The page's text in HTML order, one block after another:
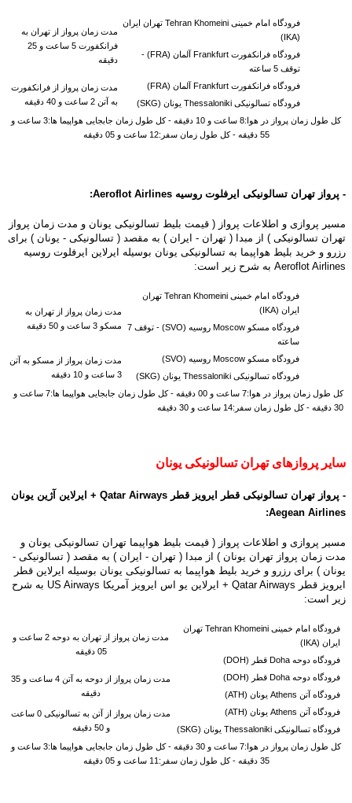
فرودگاه امام خمینی Tehran Khomeini تهران ایران
(IKA)
مدت زمان پرواز از تهران به
فرانکفورت 5 ساعت و 25
دقیقه
فرودگاه فرانکفورت Frankfurt آلمان (FRA) -
توقف 5 ساعته
فرودگاه فرانکفورت Frankfurt آلمان (FRA)
مدت زمان پرواز از فرانکفورت
به آتن 2 ساعت و 40 دقیقه
فرودگاه تسالونیکی Thessaloniki یونان (SKG)
کل طول زمان پرواز در هوا:8 ساعت و 10 دقیقه - کل طول زمان جابجایی هواپیما ها:3 ساعت و
55 دقیقه - کل طول زمان سفر:12 ساعت و 05 دقیقه
- پرواز تهران تسالونیکی ایرفلوت روسیه Aeroflot Airlines
:
مسیر پروازی و اطلاعات پرواز ( قیمت بلیط تسالونیکی یونان و مدت زمان پرواز
تهران تسالونیکی ) از مبدا ( تهران - ایران ) به مقصد ( تسالونیکی - یونان ) برای
رزرو و خرید بلیط هواپیما به تسالونیکی یونان بوسیله ایرلاین ایرفلوت روسیه
Aeroflot Airlines به شرح زیر است:
فرودگاه امام خمینی Tehran Khomeini تهران
ایران (IKA)
مدت زمان پرواز از تهران به
مسکو 3 ساعت و 50 دقیقه
فرودگاه مسکو Moscow روسیه (SVO) -
توقف 7
ساعته
فرودگاه مسکو Moscow روسیه (SVO)
مدت زمان پرواز از مسکو به آتن
3 ساعت و 10 دقیقه
فرودگاه تسالونیکی Thessaloniki یونان (SKG)
کل طول زمان پرواز در هوا:7 ساعت و 00 دقیقه - کل طول زمان جابجایی هواپیما ها:7 ساعت و
30 دقیقه - کل طول زمان سفر:14 ساعت و 30 دقیقه
سایر پروازهای تهران تسالونیکی یونان
- پرواز تهران تسالونیکی قطر ایرویز قطر Qatar Airways +
ایرلاین آژین یونان
Aegean Airlines:
مسیر پروازی و اطلاعات پرواز ( قیمت بلیط هواپیما تهران تسالونیکی یونان و
مدت زمان پرواز تهران یونان ) از مبدا ( تهران - ایران ) به مقصد ( تسالونیکی -
یونان ) برای رزرو و خرید بلیط هواپیما به تسالونیکی یونان بوسیله ایرلاین قطر
ایرویز قطر Qatar Airways + ایرلاین یو اس ایرویز آمریکا US Airways به شرح
زیر است:
فرودگاه امام خمینی Tehran Khomeini تهران
ایران (IKA)
مدت زمان پرواز از تهران به دوحه 2 ساعت و
05 دقیقه
فرودگاه دوحه Doha قطر (DOH)
فرودگاه دوحه Doha قطر (DOH)
مدت زمان پرواز از دوحه به
آتن 4 ساعت و 35
دقیقه
فرودگاه آتن Athens یونان (ATH)
فرودگاه آتن Athens یونان (ATH)
مدت زمان پرواز از آتن به
تسالونیکی 0 ساعت
و 50 دقیقه
فرودگاه تسالونیکی Thessaloniki یونان (SKG)
کل طول زمان پرواز در هوا:7 ساعت و 30 دقیقه - کل طول زمان جابجایی هواپیما ها:3 ساعت و
35 دقیقه - کل طول زمان سفر:11 ساعت و 05 دقیقه